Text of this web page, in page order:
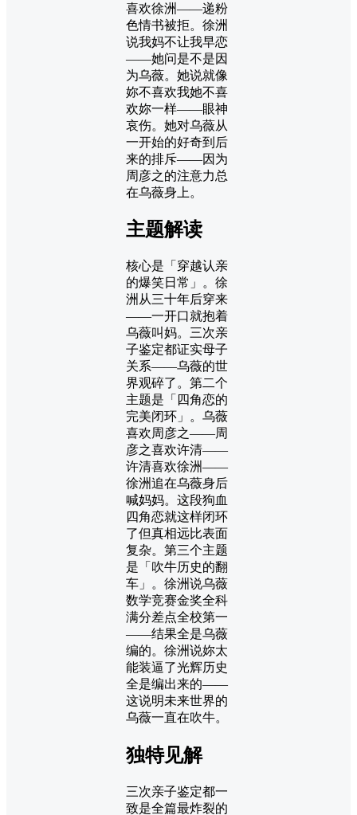
喜欢徐洲——递粉
色情书被拒。徐洲
说我妈不让我早恋
——她问是不是因
为乌薇。她说就像
妳不喜欢我她不喜
欢妳一样——眼神
哀伤。她对乌薇从
一开始的好奇到后
来的排斥——因为
周彦之的注意力总
在乌薇身上。
主题解读
核心是「穿越认亲
的爆笑日常」。徐
洲从三十年后穿来
——一开口就抱着
乌薇叫妈。三次亲
子鉴定都证实母子
关系——乌薇的世
界观碎了。第二个
主题是「四角恋的
完美闭环」。乌薇
喜欢周彦之——周
彦之喜欢许清——
许清喜欢徐洲——
徐洲追在乌薇身后
喊妈妈。这段狗血
四角恋就这样闭环
了但真相远比表面
复杂。第三个主题
是「吹牛历史的翻
车」。徐洲说乌薇
数学竞赛金奖全科
满分差点全校第一
——结果全是乌薇
编的。徐洲说妳太
能装逼了光辉历史
全是编出来的——
这说明未来世界的
乌薇一直在吹牛。
独特见解
三次亲子鉴定都一
致是全篇最炸裂的